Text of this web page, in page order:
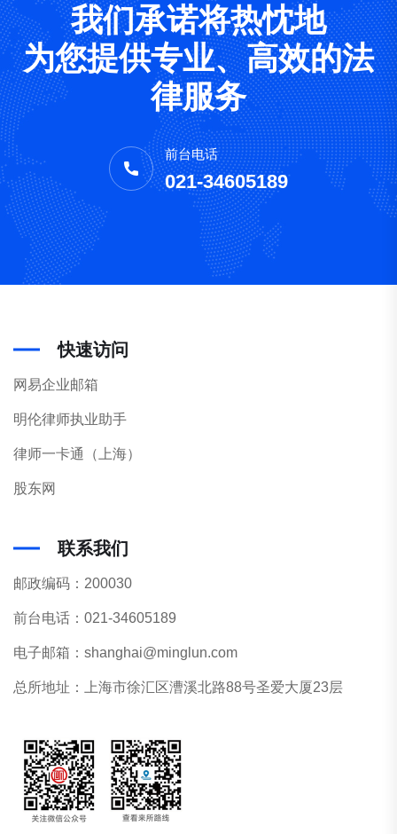
我们承诺将热忱地
为您提供专业、高效的法
律服务
前台电话
021-34605189
快速访问
网易企业邮箱
明伦律师执业助手
律师一卡通（上海）
股东网
联系我们
邮政编码：200030
前台电话：021-34605189
电子邮箱：shanghai@minglun.com
总所地址：上海市徐汇区漕溪北路88号圣爱大厦23层